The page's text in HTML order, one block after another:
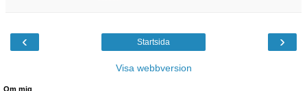
‹ ›
Startsida
Visa webbversion
Om mig